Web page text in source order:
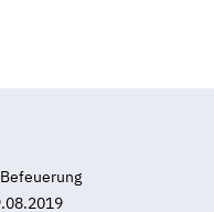
Befeuerung